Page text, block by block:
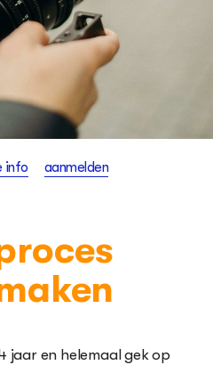
info aanmelden
jaar en helemaal gek op